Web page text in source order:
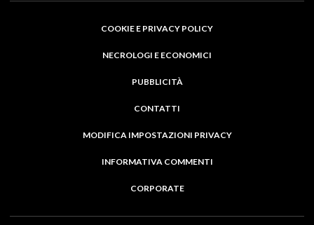
COOKIE E PRIVACY POLICY
NECROLOGI E ECONOMICI
PUBBLICITÀ
CONTATTI
MODIFICA IMPOSTAZIONI PRIVACY
INFORMATIVA COMMENTI
CORPORATE